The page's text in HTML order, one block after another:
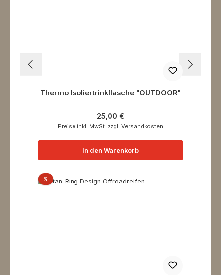
Thermo Isoliertrinkflasche "OUTDOOR"
Regulärer Preis:
25,00 €
Preise inkl. MwSt. zzgl. Versandkosten
In den Warenkorb
%Rabatt